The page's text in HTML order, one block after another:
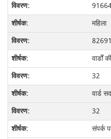
महिला
वार्डों
32
वार्ड
32
संपर्क